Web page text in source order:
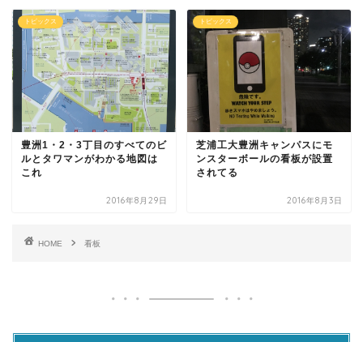
トピックス
豊洲1・2・3丁目のすべてのビ
ルとタワマンがわかる地図は
これ
2016年8月29日
トピックス
芝浦工大豊洲キャンパスにモ
ンスターボールの看板が設置
されてる
2016年8月3日
HOME 看板